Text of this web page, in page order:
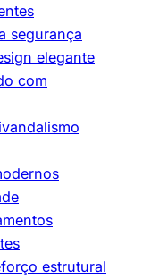
segurança
elegante
com
estrutural